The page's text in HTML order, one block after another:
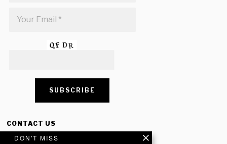
CONTACT US
Creative Travel Pvt. Ltd.
DON'T MISS